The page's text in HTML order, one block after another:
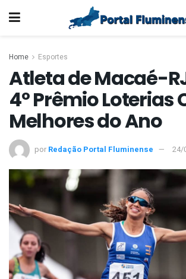
Home Esportes
Atleta de Macaé-
4º Prêmio Loterias
Melhores do Ano
por Redação Portal Fluminense 24/